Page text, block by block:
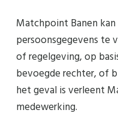
Matchpoint Banen
persoonsgegevens te
of regelgeving, op
bevoegde rechter, of
het geval is verleent
medewerking.